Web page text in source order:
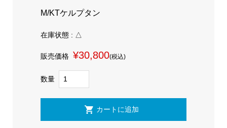
M/KTケルプタン
在庫状態 : △
販売価格 ¥30,800(税込)
数量